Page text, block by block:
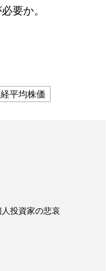
要か。
平均株価
投資家の悲哀